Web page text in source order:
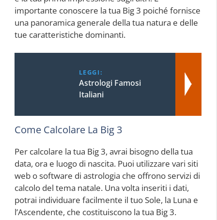
importante conoscere la tua Big 3 poiché fornisce
una panoramica generale della tua natura e delle
tue caratteristiche dominanti.
LEGGI:
Astrologi Famosi
Italiani
Come Calcolare La Big 3
Per calcolare la tua Big 3, avrai bisogno della tua
data, ora e luogo di nascita. Puoi utilizzare vari siti
web o software di astrologia che offrono servizi di
calcolo del tema natale. Una volta inseriti i dati,
potrai individuare facilmente il tuo Sole, la Luna e
l’Ascendente, che costituiscono la tua Big 3.